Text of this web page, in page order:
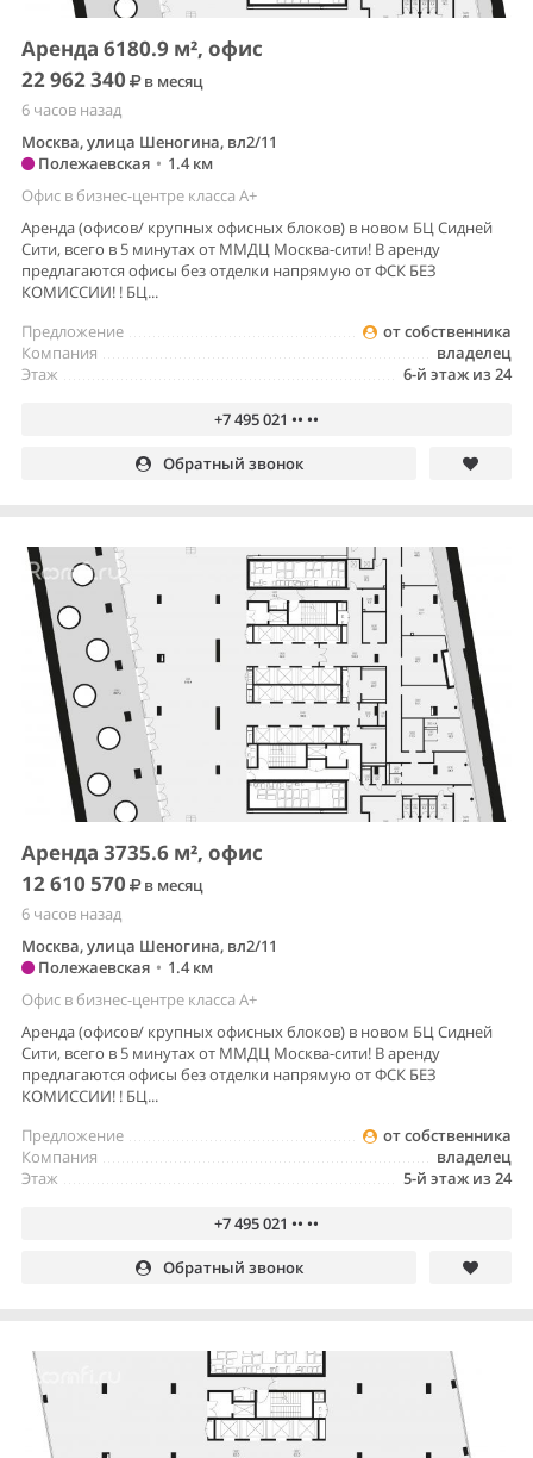
Аренда 6180.9 м², офис
22 962 340
в месяц
6 часов назад
Москва, улица Шеногина, вл2/11
Полежаевская • 1.4 км
Офис в бизнес-центре класса A+
Аренда (офисов/ крупных офисных блоков) в новом БЦ Сидней
Сити, всего в 5 минутах от ММДЦ Москва-сити! В аренду
предлагаются офисы без отделки напрямую от ФСК БЕЗ
КОМИССИИ! ! БЦ...
от собственника
Предложение
владелец
Компания
6-й этаж из 24
Этаж
+7 495 021 •• ••
Обратный звонок
Аренда 3735.6 м², офис
12 610 570
в месяц
6 часов назад
Москва, улица Шеногина, вл2/11
Полежаевская • 1.4 км
Офис в бизнес-центре класса A+
Аренда (офисов/ крупных офисных блоков) в новом БЦ Сидней
Сити, всего в 5 минутах от ММДЦ Москва-сити! В аренду
предлагаются офисы без отделки напрямую от ФСК БЕЗ
КОМИССИИ! ! БЦ...
от собственника
Предложение
владелец
Компания
5-й этаж из 24
Этаж
+7 495 021 •• ••
Обратный звонок